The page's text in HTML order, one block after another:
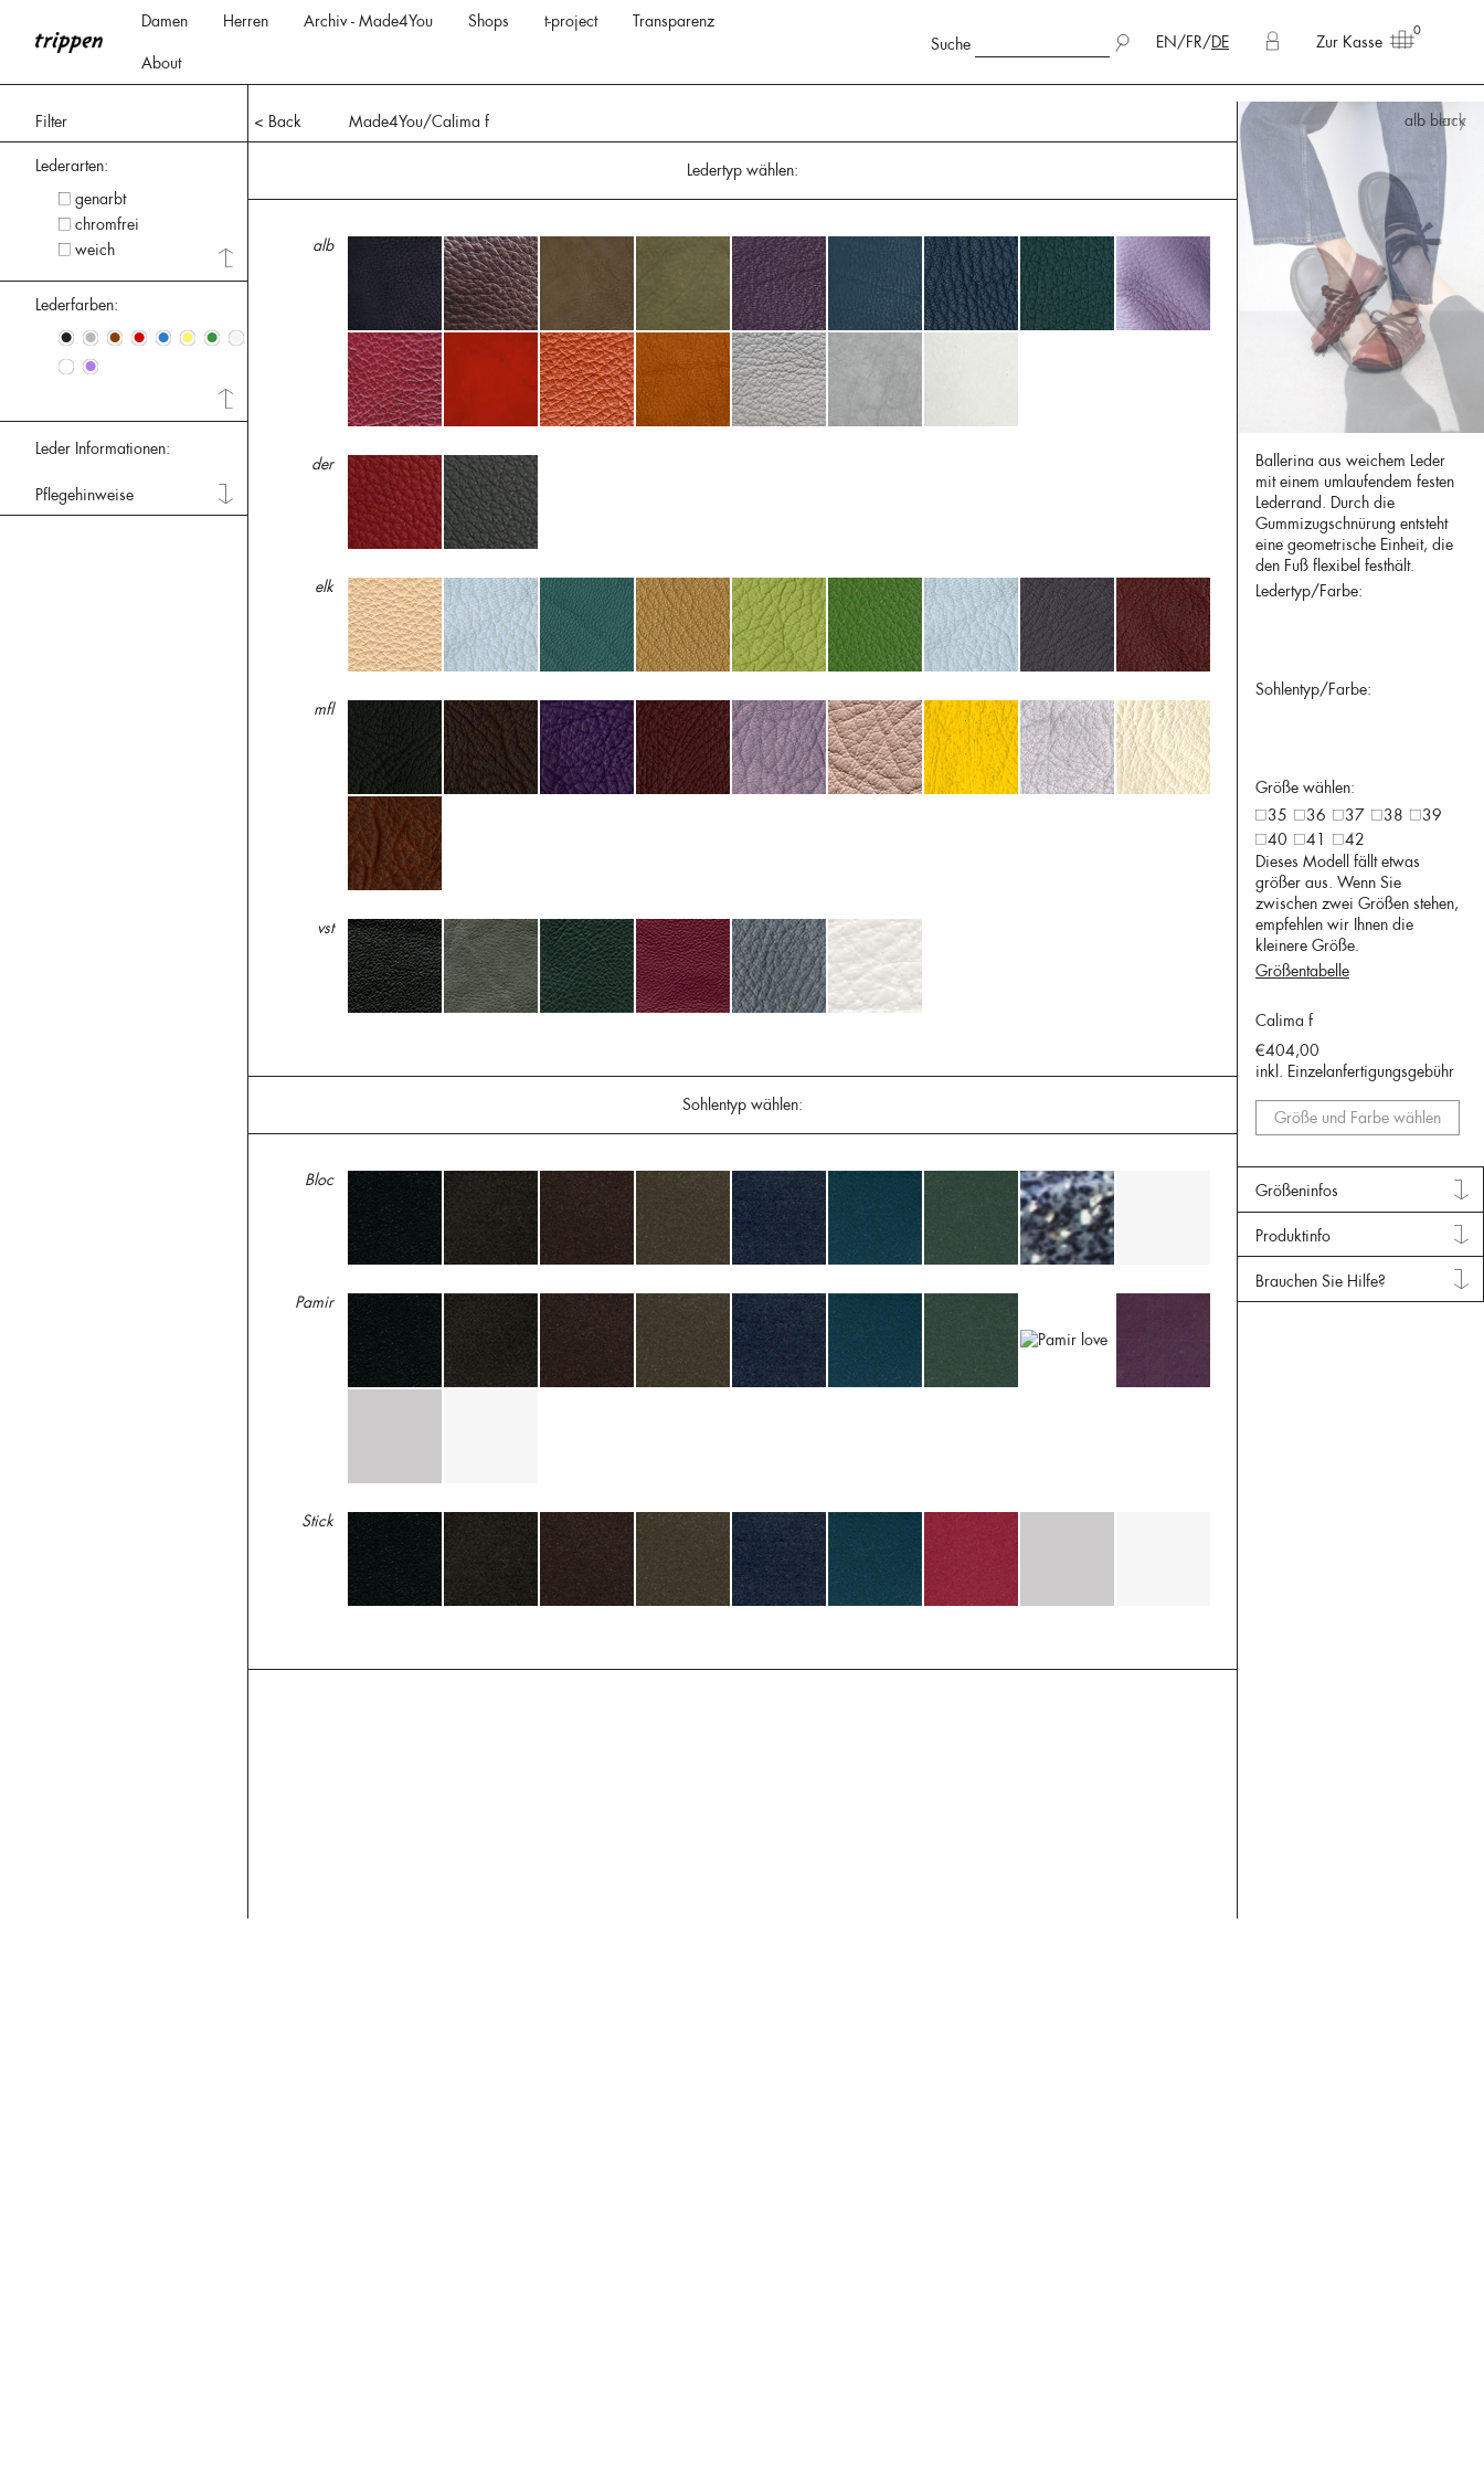
Damen Herren Archiv - Made4You Shops t-project Transparenz
About
Suche EN/FR/DE Zur Kasse
0
Filter < Back Made4You/Calima f
Lederarten:
genarbt
chromfrei
weich
Lederfarben:
• • • • • • • •
• •
Leder Informationen:
Pflegehinweise
Ledertyp wählen:
alb
der
elk
mfl
vst
Sohlentyp wählen:
Bloc
Pamir
Stick
alb berry
Ballerina aus weichem Leder
mit einem umlaufendem festen
Lederrand. Durch die
Gummizugschnürung entsteht
eine geometrische Einheit, die
den Fuß flexibel festhält.
Ledertyp/Farbe:
Sohlentyp/Farbe:
Größe wählen:
35
36 37 38
39
40
41
42
Dieses Modell fällt etwas
größer aus. Wenn Sie
zwischen zwei Größen stehen,
empfehlen wir Ihnen die
kleinere Größe.
Größentabelle
Calima f
€404,00
inkl. Einzelanfertigungsgebühr
Größe und Farbe wählen
Größeninfos
Produktinfo
Brauchen Sie Hilfe?